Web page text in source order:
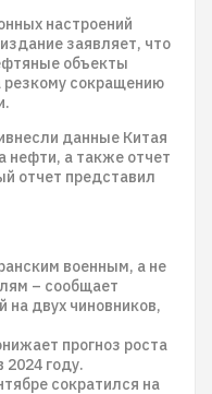
настроений
заявляет, что
объекты
резкому сокращению
данные Китая
нефти, а также отчет
отчет представил
военным, а не
– сообщает
на двух чиновников,
прогноз роста
2024 году.
сократился на